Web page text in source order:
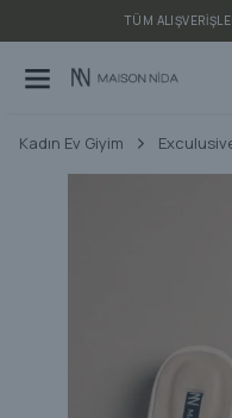
TÜM
Kadın Ev Giyim